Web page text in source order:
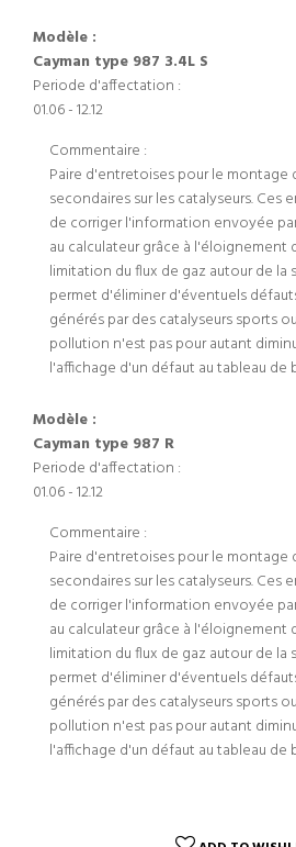
Modèle :
Cayman type 987 3.4L S
Periode d'affectation :
01.06 - 12.12
Commentaire :
Paire d'entretoises pour le montage
secondaires sur les catalyseurs.
de corriger l'information envoyée
au calculateur grâce à l'éloignement
limitation du flux de gaz autour de la
permet d'éliminer d'éventuels
générés par des catalyseurs sports
pollution n'est pas pour autant
l'affichage d'un défaut au tableau de
Modèle :
Cayman type 987 R
Periode d'affectation :
01.06 - 12.12
Commentaire :
Paire d'entretoises pour le montage
secondaires sur les catalyseurs.
de corriger l'information envoyée
au calculateur grâce à l'éloignement
limitation du flux de gaz autour de la
permet d'éliminer d'éventuels
générés par des catalyseurs sports
pollution n'est pas pour autant
l'affichage d'un défaut au tableau de